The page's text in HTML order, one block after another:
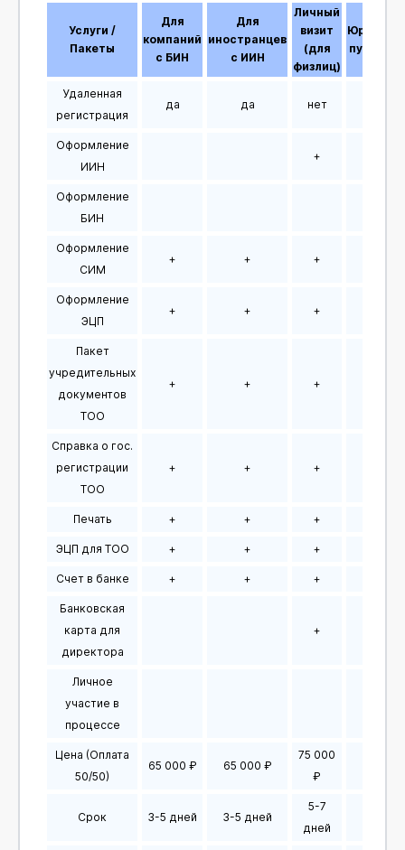
Услуги /
Пакеты
Для
компаний
с БИН
Для
иностранцев
с ИИН
Личный
визит
(для
физлиц)
Удаленная
регистрация
да да нет
Оформление
ИИН
+
Оформление
БИН
Оформление
СИМ
+ + +
Оформление
ЭЦП
+ + +
Пакет
учредительных
документов
ТОО
+ + +
Справка о гос.
регистрации
ТОО
+ + +
Печать + + +
ЭЦП для ТОО + + +
Счет в банке + + +
Банковская
карта для
директора
+
Личное
участие в
процессе
Цена (Оплата
50/50)
65 000 ₽ 65 000 ₽
75 000
₽
Срок 3-5 дней 3-5 дней
5-7
дней